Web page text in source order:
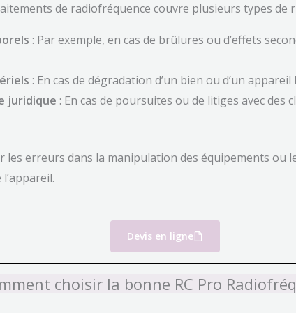
de radiofréquence couvre plusieurs types de
: Par exemple, en cas de brûlures ou d’effets
: En cas de dégradation d’un bien ou d’un
juridique : En cas de poursuites ou de litiges avec des
erreurs dans la manipulation des équipements ou
Devis en ligne
choisir la bonne RC Pro